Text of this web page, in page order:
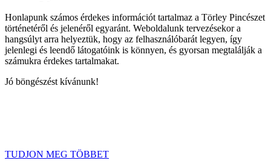
Honlapunk számos érdekes információt tartalmaz a Törley Pincészet
történetéről és jelenéről egyaránt. Weboldalunk tervezésekor a
hangsúlyt arra helyeztük, hogy az felhasználóbarát legyen, így
jelenlegi és leendő látogatóink is könnyen, és gyorsan megtalálják a
számukra érdekes tartalmakat.
Jó böngészést kívánunk!
TUDJON MEG TÖBBET